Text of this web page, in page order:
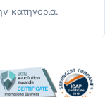
κατηγορία.